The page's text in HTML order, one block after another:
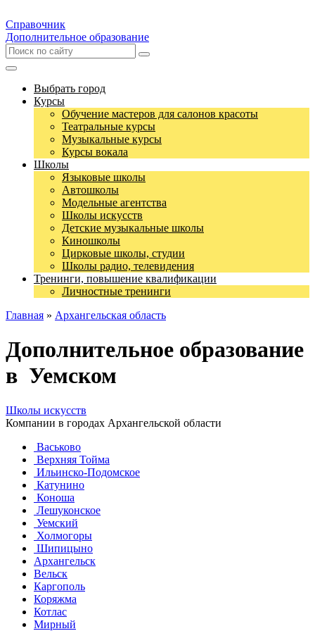
Справочник
Дополнительное образование
Выбрать город
Курсы
Обучение мастеров для салонов красоты
Театральные курсы
Музыкальные курсы
Курсы вокала
Школы
Языковые школы
Автошколы
Модельные агентства
Школы искусств
Детские музыкальные школы
Киношколы
Цирковые школы, студии
Школы радио, телевидения
Тренинги, повышение квалификации
Личностные тренинги
Главная » Архангельская область
Дополнительное образование
в Уемском
Школы искусств
Компании в городах Архангельской области
Васьково
Верхняя Тойма
Ильинско-Подомское
Катунино
Коноша
Лешуконское
Уемский
Холмогоры
Шипицыно
Архангельск
Вельск
Каргополь
Коряжма
Котлас
Мирный